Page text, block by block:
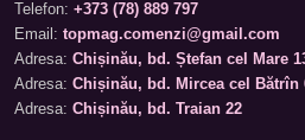
Telefon: +373 (78) 889 797
Email: topmag.comenzi@gmail.com
Adresa: Chișinău, bd. Ștefan cel Mare
Adresa: Chișinău, bd. Mircea cel Bătrîn
Adresa: Chișinău, bd. Traian 22